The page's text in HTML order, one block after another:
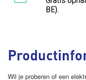
Wil je proberen of een
BE).